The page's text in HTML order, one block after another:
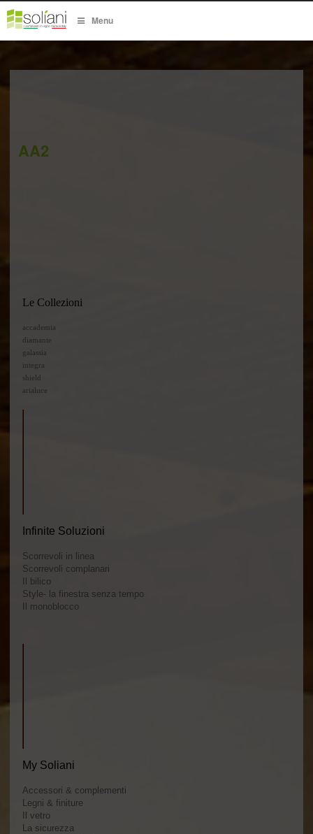
Menu
AA2
Le Collezioni
accademia
diamante
galassia
integra
shield
arialuce
Infinite Soluzioni
Scorrevoli in linea
Scorrevoli complanari
Il bilico
Style- la finestra senza tempo
Il monoblocco
My Soliani
Accessori & complementi
Legni & finiture
Il vetro
La sicurezza